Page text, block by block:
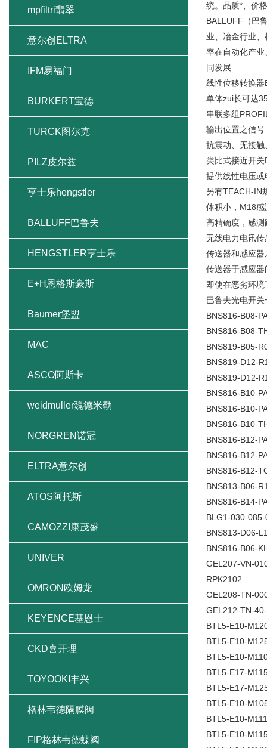
统。品质*、价
BALLUFF（巴
业、冶金行业
率在自动化产
同发展
线性位移转换
单体zui长可达
串联多组
输出位置之信
抗震动、无接
类比式接近开关
提供线性电压
另有TEACH-IN
体积小，M18
高精确度，感
无线电力电讯
传送器和感应
传送器于感应
即使在恶劣环
巴鲁夫光电开关
BNS816-B08-
BNS816-B08-
BNS819-B05-
BNS819-D12-
BNS819-D12-
BNS816-B10-
BNS816-B10-
BNS816-B10-
BNS816-B12-
BNS816-B12-
BNS816-B12-
BNS813-B06-
BNS816-B14-
BLG1-030-
BNS813-D06-
BNS816-B06-
GEL207-VN-
RPK2102
GEL208-TN-
GEL212-TN-
BTL5-E10-
BTL5-E10-
BTL5-E10-
BTL5-E17-
BTL5-E17-
BTL5-E10-
BTL5-E10-
BTL5-E10-
mpfiltri翡翠
意尔创ELTRA
IFM易福门
BURKERT宝德
TURCK图尔克
PILZ皮尔兹
亨士乐hengstler
BALLUFF巴鲁夫
HENGSTLER亨士乐
E+H恩格斯豪斯
Baumer堡盟
MAC
ASCO阿斯卡
weidmuller魏德米勒
NORGREN诺冠
ELTRA意尔创
ATOS阿托斯
CAMOZZI康茂盛
UNIVER
OMRON欧姆龙
KEYENCE基恩士
CKD喜开理
TOYOOKI丰兴
格林韦德隔膜阀
FIP格林韦德蝶阀